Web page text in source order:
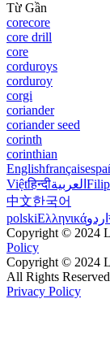
Từ Gần
corecore
core drill
core
corduroys
corduroy
corgi
coriander
coriander seed
corinth
corinthian
Englishfrançais
Việtहिन्दीالعربية
中文한국어
polskiΕλληνικάاردو
Copyright © 2024
Policy
Copyright © 2024
All Rights Reserved
Privacy Policy